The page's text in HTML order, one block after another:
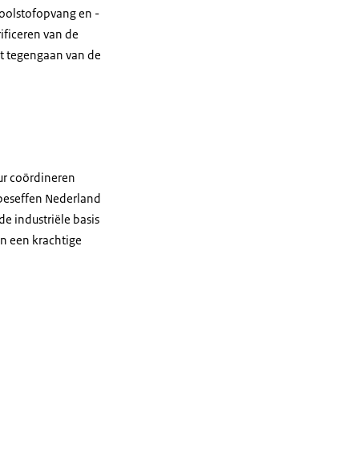
en -
van de
tegengaan van de
coördineren
Nederland
industriële basis
een krachtige